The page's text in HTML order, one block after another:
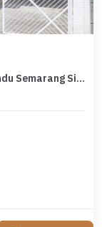
Rumah di Perum Sinar Waluyo ,kedungmundu Semarang Si 5945